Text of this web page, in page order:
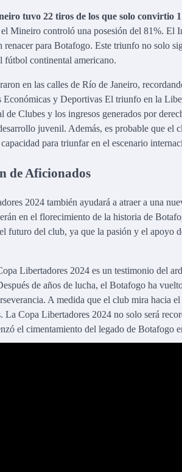
tuvo 22 tiros de los que solo convirtio
Mineiro controló una posesión del 81%.
renacer para Botafogo. Este triunfo no solo
fútbol continental americano.
en las calles de Río de Janeiro,
Económicas y Deportivas El triunfo en la
Clubes y los ingresos generados por
juvenil. Además, es probable que el
para triunfar en el escenario
de Aficionados
2024 también ayudará a atraer a una
en el florecimiento de la historia de
futuro del club, ya que la pasión y el apoyo
Libertadores 2024 es un testimonio del
de años de lucha, el Botafogo ha
A medida que el club mira hacia
La Copa Libertadores 2024 no solo será
el cimentamiento del legado de Botafogo